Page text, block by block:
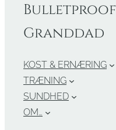
Bulletproof
Granddad
KOST & ERNÆRING
TRÆNING
SUNDHED
OM…